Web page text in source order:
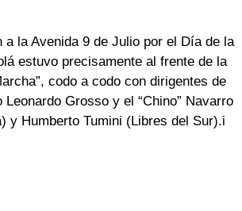
a la Avenida 9 de Julio por el Día de la
estuvo precisamente al frente de la
codo a codo con dirigentes de
Grosso y el “Chino” Navarro
y Humberto Tumini (Libres del Sur).i